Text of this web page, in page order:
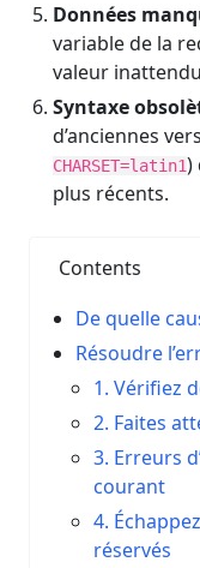
Données
variable de la
valeur
Syntaxe
d’anciennes
CHARSET=latin1)
plus récents.
Contents
De quelle
Résoudre
1. Vérifiez
2. Faites
3. Erreurs
courant
4.
réservés